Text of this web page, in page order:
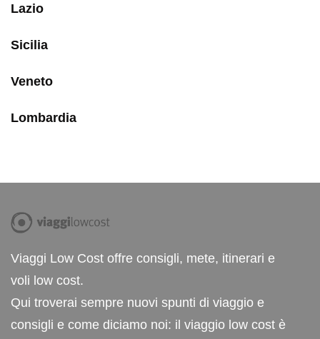
Lazio
Sicilia
Veneto
Lombardia
Viaggi Low Cost offre consigli, mete, itinerari e
voli low cost.
Qui troverai sempre nuovi spunti di viaggio e
consigli e come diciamo noi: il viaggio low cost è